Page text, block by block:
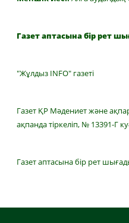
Газет аптасына бір рет
"Жұлдыз INFO" газеті
Газет ҚР Мәдениет және
ақпанда тіркеліп, № 13391-Г
Газет аптасына бір рет